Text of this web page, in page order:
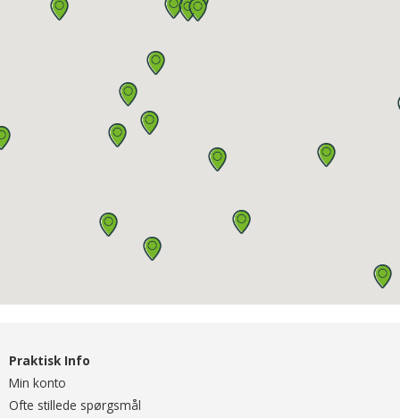
Praktisk Info
Min konto
Ofte stillede spørgsmål